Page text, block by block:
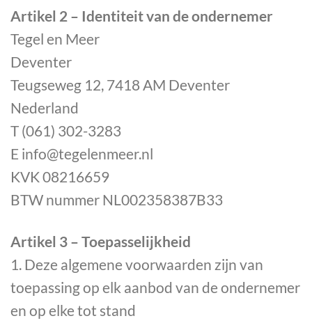
Artikel 2 – Identiteit van de ondernemer
Tegel en Meer
Deventer
Teugseweg 12, 7418 AM Deventer
Nederland
T (061) 302-3283
E info@tegelenmeer.nl
KVK 08216659
BTW nummer NL002358387B33
Artikel 3 – Toepasselijkheid
1. Deze algemene voorwaarden zijn van
toepassing op elk aanbod van de ondernemer
en op elke tot stand